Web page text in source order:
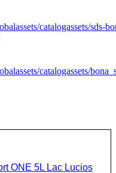
catalogassets/sds-
catalogassets/
ONE 5L Lac Lucios